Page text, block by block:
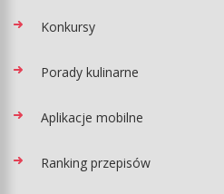
Konkursy
Porady kulinarne
Aplikacje mobilne
Ranking przepisów